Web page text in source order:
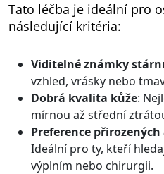
Tato léčba je ideální pro
následující kritéria:
Viditelné známky
vzhled, vrásky nebo
Dobrá kvalita kůže:
mírnou až střední
Preference
Ideální pro ty, kteří
výplním nebo chirurgii.